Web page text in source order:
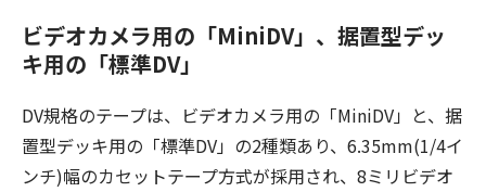
ビデオカメラ用の「MiniDV」、据置型デッ
キ用の「標準DV」
DV規格のテープは、ビデオカメラ用の「MiniDV」と、据
置型デッキ用の「標準DV」の2種類あり、6.35mm(1/4イ
ンチ)幅のカセットテープ方式が採用され、8ミリビデオ